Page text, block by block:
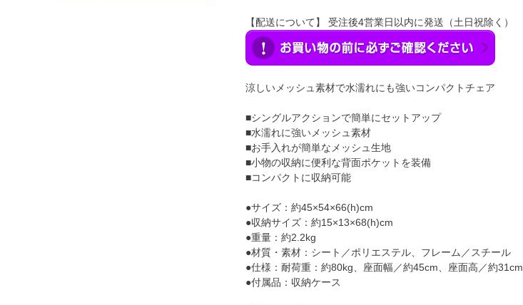
【配送について】 受注後4営業日以内に発送（土日祝除く）
涼しいメッシュ素材で水濡れにも強いコンパクトチェア
■シングルアクションで簡単にセットアップ
■水濡れに強いメッシュ素材
■お手入れが簡単なメッシュ生地
■小物の収納に便利な背面ポケットを装備
■コンパクトに収納可能
●サイズ：約45×54×66(h)cm
●収納サイズ：約15×13×68(h)cm
●重量：約2.2kg
●材質・素材：シート／ポリエステル、フレーム／スチール
●仕様：耐荷重：約80kg、座面幅／約45cm、座面高／約31cm
●付属品：収納ケース